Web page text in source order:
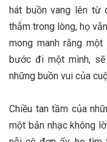
hát buồn vang lên từ
thẳm trong lòng, họ
mong manh rằng
bước đi một mình,
những buồn vui của
Chiều tan tầm của
một bản nhạc không